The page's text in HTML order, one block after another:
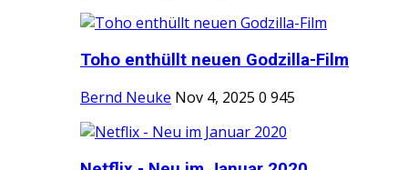
Toho enthüllt neuen Godzilla-Film
Bernd Neuke Nov 4, 2025 0 945